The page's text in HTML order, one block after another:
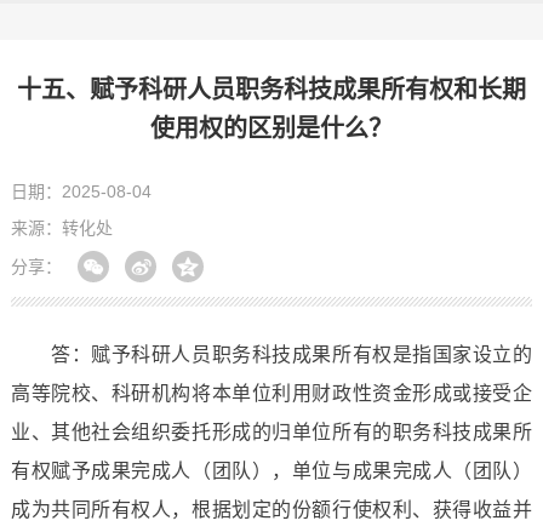
十五、赋予科研人员职务科技成果所有权和长期
使用权的区别是什么？
日期：2025-08-04
来源：转化处
分享：
答：赋予科研人员职务科技成果所有权是指国家设立的
高等院校、科研机构将本单位利用财政性资金形成或接受企
业、其他社会组织委托形成的归单位所有的职务科技成果所
有权赋予成果完成人（团队），单位与成果完成人（团队）
成为共同所有权人，根据划定的份额行使权利、获得收益并